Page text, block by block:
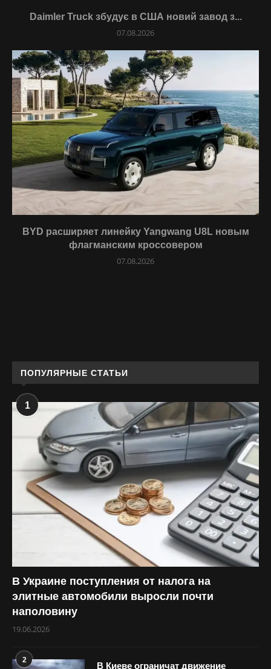
Daimler Truck збудує в США новий завод з...
07.08.2026
BYD расширяет линейку Yangwang U8L новым
флагманским кроссовером
07.08.2026
ПОПУЛЯРНЫЕ СТАТЬИ
1
В Украине поступления от налога на
элитные автомобили выросли почти
наполовину
19.06.2026
2
В Киеве ограничат движение